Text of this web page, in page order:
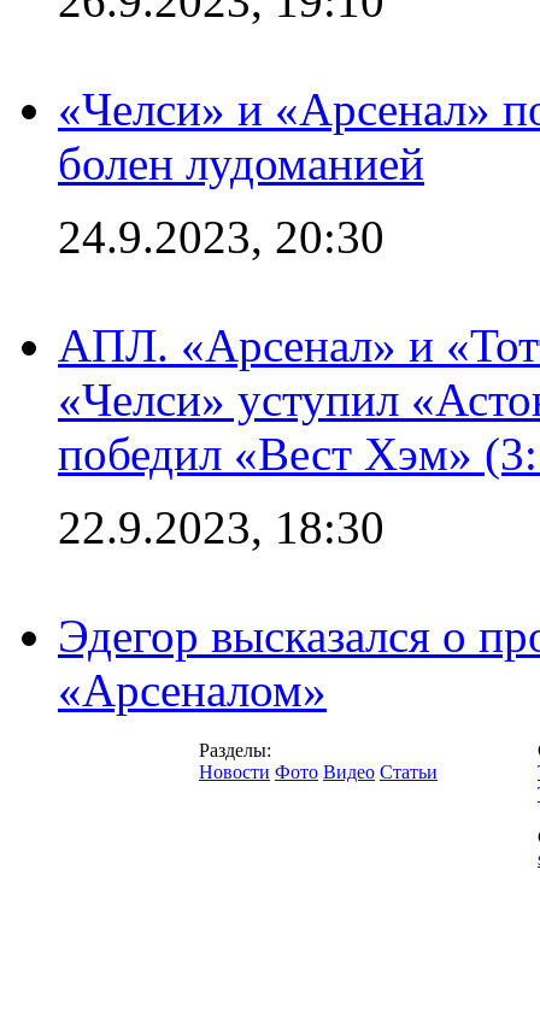
«Челси» и «Арсенал»
болен лудоманией
24.9.2023, 20:30
АПЛ. «Арсенал» и
«Челси» уступил
победил «Вест Хэм»
22.9.2023, 18:30
Эдегор высказался о
«Арсеналом»
Разделы:
Новости Фото Видео Статьи